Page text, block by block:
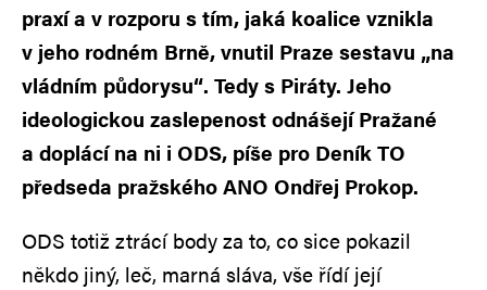
praxí a v rozporu s tím, jaká koalice vznikla
v jeho rodném Brně, vnutil Praze sestavu „na
vládním půdorysu“. Tedy s Piráty. Jeho
ideologickou zaslepenost odnášejí Pražané
a doplácí na ni i ODS, píše pro Deník TO
předseda pražského ANO Ondřej Prokop.
ODS totiž ztrácí body za to, co sice pokazil
někdo jiný, leč, marná sláva, vše řídí její